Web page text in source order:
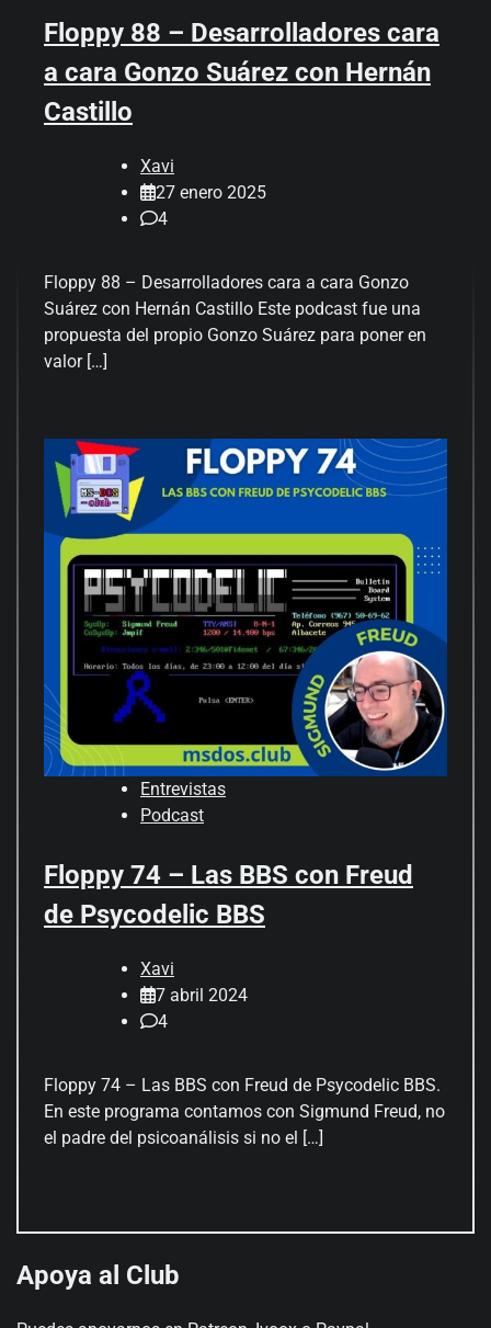
Floppy 88 – Desarrolladores cara
a cara Gonzo Suárez con Hernán
Castillo
Xavi
27 enero 2025
4
Floppy 88 – Desarrolladores cara a cara Gonzo
Suárez con Hernán Castillo Este podcast fue una
propuesta del propio Gonzo Suárez para poner en
valor […]
Entrevistas
Podcast
Floppy 74 – Las BBS con Freud
de Psycodelic BBS
Xavi
7 abril 2024
4
Floppy 74 – Las BBS con Freud de Psycodelic BBS.
En este programa contamos con Sigmund Freud, no
el padre del psicoanálisis si no el […]
Apoya al Club